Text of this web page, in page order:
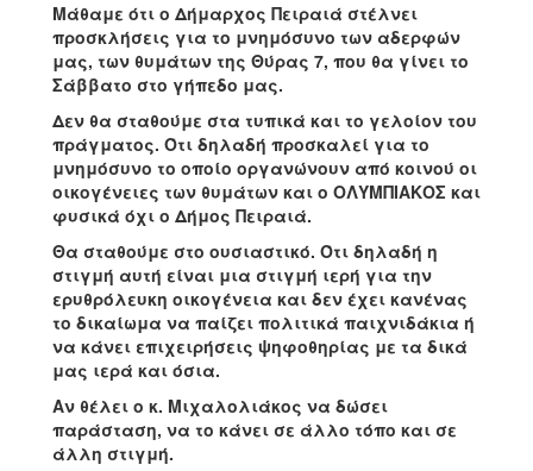
Μάθαμε ότι ο Δήμαρχος Πειραιά στέλνει
προσκλήσεις για το μνημόσυνο των αδερφών
μας, των θυμάτων της Θύρας 7, που θα γίνει το
Σάββατο στο γήπεδο μας.
Δεν θα σταθούμε στα τυπικά και το γελοίον του
πράγματος. Ότι δηλαδή προσκαλεί για το
μνημόσυνο το οποίο οργανώνουν από κοινού οι
οικογένειες των θυμάτων και ο ΟΛΥΜΠΙΑΚΟΣ και
φυσικά όχι ο Δήμος Πειραιά.
Θα σταθούμε στο ουσιαστικό. Ότι δηλαδή η
στιγμή αυτή είναι μια στιγμή ιερή για την
ερυθρόλευκη οικογένεια και δεν έχει κανένας
το δικαίωμα να παίζει πολιτικά παιχνιδάκια ή
να κάνει επιχειρήσεις ψηφοθηρίας με τα δικά
μας ιερά και όσια.
Αν θέλει ο κ. Μιχαλολιάκος να δώσει
παράσταση, να το κάνει σε άλλο τόπο και σε
άλλη στιγμή.